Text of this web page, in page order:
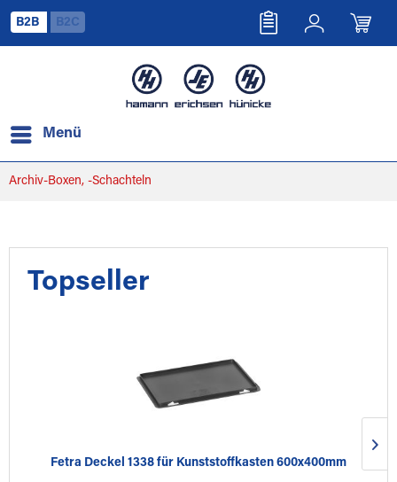
B2B B2C
Menü
Archiv-Boxen, -Schachteln
Topseller
Fetra Deckel 1338 für Kunststoffkasten 600x400mm